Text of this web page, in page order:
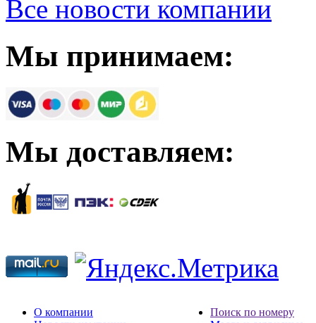
Все новости компании
Мы принимаем:
Мы доставляем:
О компании
Поиск по номеру